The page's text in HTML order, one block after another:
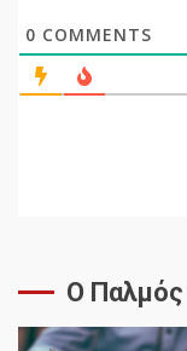
0 COMMENTS
Ο Παλμός